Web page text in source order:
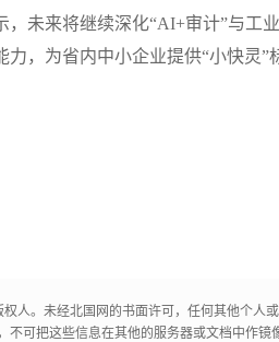
来将继续深化“AI+审计”与工
，为省内中小企业提供“小快灵
人。未经北国网的书面许可，任何其他个
可把这些信息在其他的服务器或文档中作